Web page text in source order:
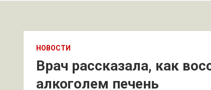
НОВОСТИ
Врач рассказала, как
алкоголем печень